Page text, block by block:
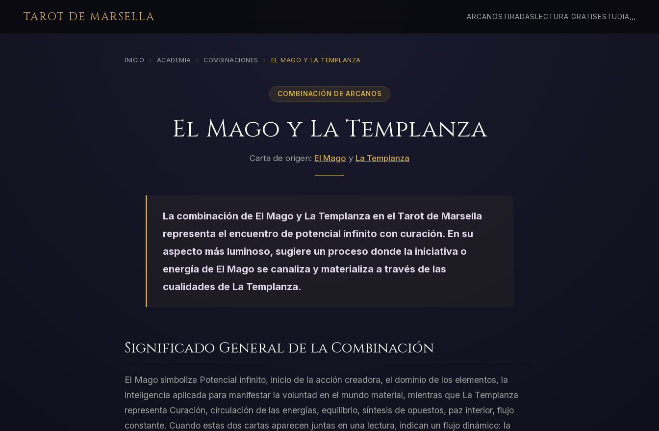
TAROT DE MARSELLA ARCANOSTIRADAS LECTURA GRATIS ESTUDIA...
INICIO › ACADEMIA › COMBINACIONES › EL MAGO Y LA TEMPLANZA
COMBINACIÓN DE ARCANOS
El Mago y La Templanza
Carta de origen: El Mago y La Templanza
La combinación de El Mago y La Templanza en el Tarot de Marsella
representa el encuentro de potencial infinito con curación. En su
aspecto más luminoso, sugiere un proceso donde la iniciativa o
energía de El Mago se canaliza y materializa a través de las
cualidades de La Templanza.
Significado General de la Combinación
El Mago simboliza Potencial infinito, inicio de la acción creadora, el dominio de los elementos, la
inteligencia aplicada para manifestar la voluntad en el mundo material, mientras que La Templanza
representa Curación, circulación de las energías, equilibrio, síntesis de opuestos, paz interior, flujo
constante. Cuando estas dos cartas aparecen juntas en una lectura, indican un flujo dinámico: la